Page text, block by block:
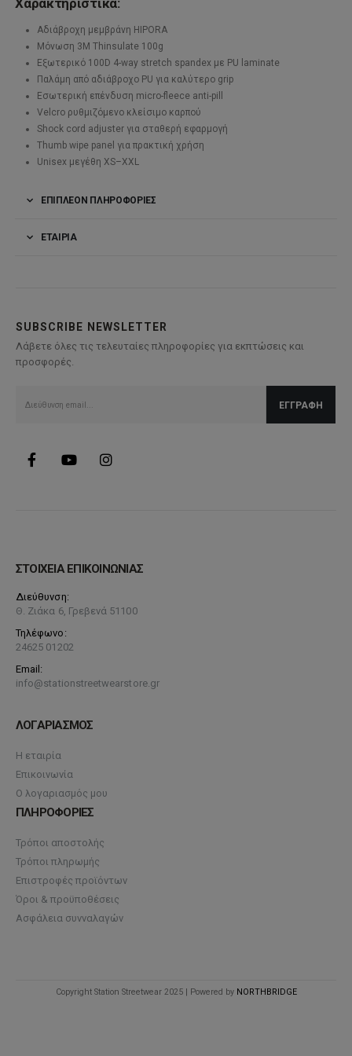
Αδιάβροχη μεμβράνη HIPORA
Μόνωση 3M Thinsulate 100g
Εξωτερικό 100D 4-way stretch spandex με PU laminate
Παλάμη από αδιάβροχο PU για καλύτερο grip
Εσωτερική επένδυση micro-fleece anti-pill
Velcro ρυθμιζόμενο κλείσιμο καρπού
Shock cord adjuster για σταθερή εφαρμογή
Thumb wipe panel για πρακτική χρήση
Unisex μεγέθη XS–XXL
ΕΠΙΠΛΈΟΝ ΠΛΗΡΟΦΟΡΊΕΣ
ΕΤΑΙΡΊΑ
SUBSCRIBE NEWSLETTER
Λάβετε όλες τις τελευταίες πληροφορίες για εκπτώσεις και
προσφορές.
ΣΤΟΙΧΕΙΑ ΕΠΙΚΟΙΝΩΝΙΑΣ
Διεύθυνση:
Θ. Ζιάκα 6, Γρεβενά 51100
Τηλέφωνο:
24625 01202
Email:
info@stationstreetwearstore.gr
ΛΟΓΑΡΙΑΣΜΟΣ
Η εταιρία
Επικοινωνία
Ο λογαριασμός μου
ΠΛΗΡΟΦΟΡΙΕΣ
Τρόποι αποστολής
Τρόποι πληρωμής
Επιστροφές προϊόντων
Όροι & προϋποθέσεις
Ασφάλεια συνναλαγών
Copyright Station Streetwear 2025 | Powered by NORTHBRIDGE